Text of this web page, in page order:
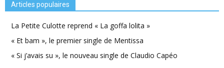
Articles populaires
La Petite Culotte reprend « La goffa lolita »
« Et bam », le premier single de Mentissa
« Si j’avais su », le nouveau single de Claudio Capéo